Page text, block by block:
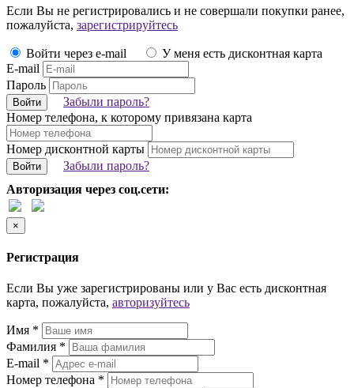
Если Вы не регистрировались и не совершали покупки ранее,
пожалуйста, зарегистрируйтесь
Войти через e-mail
У меня есть дисконтная карта
E-mail
Пароль
Войти
Забыли пароль?
Номер телефона, к которому привязана карта
Номер дисконтной карты
Войти
Забыли пароль?
Авторизация через соц.сети:
×
Регистрация
Если Вы уже зарегистрированы или у Вас есть дисконтная
карта, пожалуйста, авторизуйтесь
Имя *
Фамилия *
E-mail *
Номер телефона *